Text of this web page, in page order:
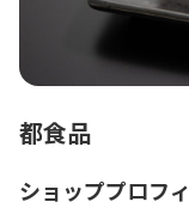
都食品
ショッププロフ